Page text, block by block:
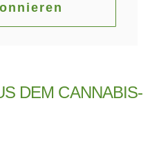
DEM CANNABIS-